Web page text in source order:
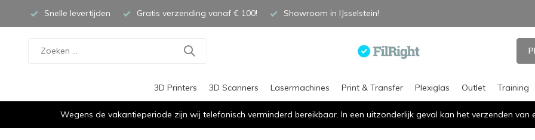
Snelle levertijden Gratis verzending vanaf € 100! Showroom in IJsselstein!
3D Printers 3D Scanners Lasermachines Print & Transfer Plexiglas Outlet Training
Wegens de vakantieperiode zijn wij telefonisch verminderd bereikbaar. In een uitzonderlijk geval kan het verzenden